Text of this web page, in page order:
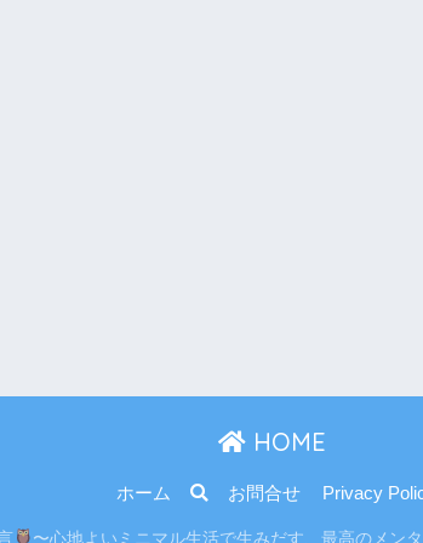
HOME
ホーム お問合せ Privacy
〜心地よいミニマル生活で生みだす、最高のメン